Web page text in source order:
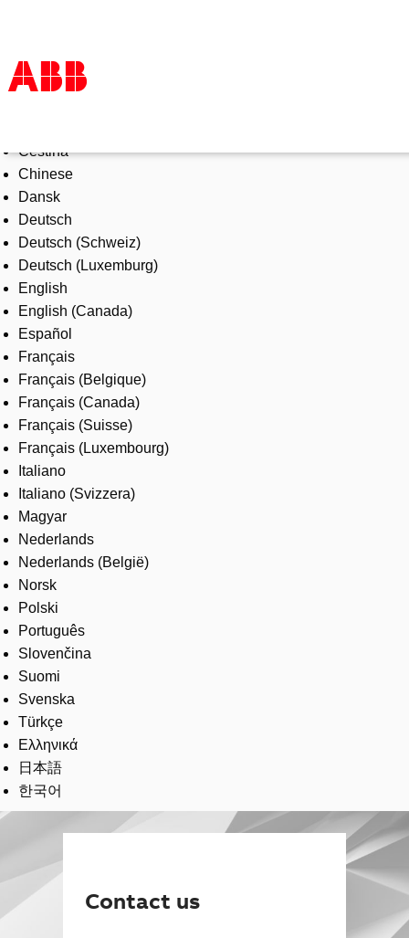
Products & Solutions
Industries
Services
About us
Where to buy
Contact us
Careers
Čeština
Chinese
Dansk
Deutsch
Deutsch (Schweiz)
Deutsch (Luxemburg)
English
English (Canada)
Español
Français
Français (Belgique)
Français (Canada)
Français (Suisse)
Français (Luxembourg)
Italiano
Italiano (Svizzera)
Magyar
Nederlands
Nederlands (België)
Norsk
Polski
Português
Slovenčina
Suomi
Svenska
Türkçe
Ελληνικά
日本語
한국어
Contact us